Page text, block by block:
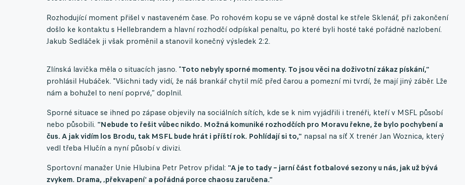
Rozhodující moment přišel v nastaveném čase. Po rohovém kopu se ve vápně dostal ke střele Sklenář, při zakončení
došlo ke kontaktu s Hellebrandem a hlavní rozhodčí odpískal penaltu, po které byli hosté také pořádně nazlobení.
Jakub Sedláček ji však proměnil a stanovil konečný výsledek 2:2.
Zlínská lavička měla o situacích jasno. "Toto nebyly sporné momenty. To jsou věci na doživotní zákaz pískání,“
prohlásil Hubáček. "Všichni tady vidí, že náš brankář chytil míč před čarou a pomezní mi tvrdí, že mají jiný záběr. Lže
nám a bohužel to není poprvé,“ doplnil.
Sporné situace se ihned po zápase objevily na sociálních sítích, kde se k nim vyjádřili i trenéři, kteří v MSFL působí
nebo působili. "Nebude to řešit vůbec nikdo. Možná komuniké rozhodčích pro Moravu řekne, že bylo pochybení a
čus. A jak vidím los Brodu, tak MSFL bude hrát i příští rok. Pohlídají si to," napsal na síť X trenér Jan Woznica, který
vedl třeba Hlučín a nyní působí v divizi.
Sportovní manažer Unie Hlubina Petr Petrov přidal: "A je to tady – jarní část fotbalové sezony u nás, jak už bývá
zvykem. Drama, ‚překvapení‘ a pořádná porce chaosu zaručena."